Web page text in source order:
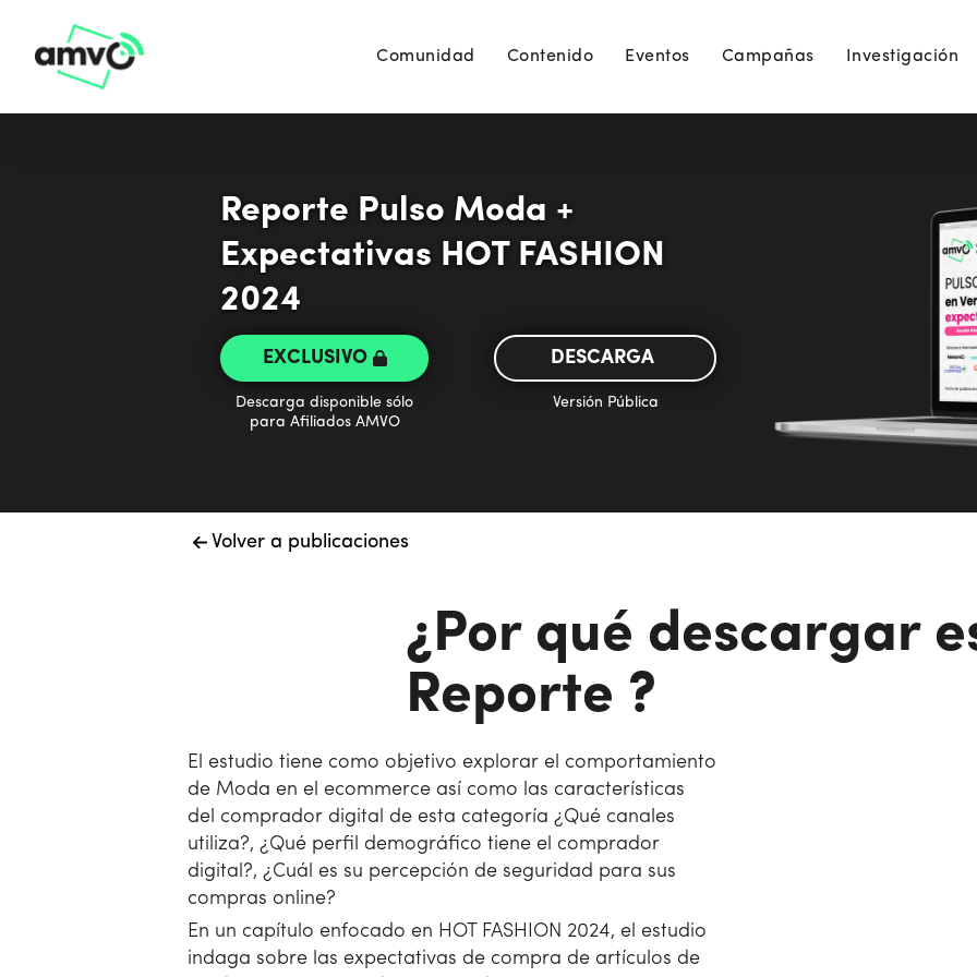
Comunidad Contenido Eventos Campañas Investigación
Reporte Pulso Moda +
Expectativas HOT FASHION
2024
EXCLUSIVO
Descarga disponible sólo
para Afiliados AMVO
DESCARGA
Versión Pública
Volver a publicaciones
¿Por qué descargar
Reporte ?
El estudio tiene como objetivo explorar el comportamiento
de Moda en el ecommerce así como las características
del comprador digital de esta categoría ¿Qué canales
utiliza?, ¿Qué perfil demográfico tiene el comprador
digital?, ¿Cuál es su percepción de seguridad para sus
compras online?
En un capítulo enfocado en HOT FASHION 2024, el estudio
indaga sobre las expectativas de compra de artículos de